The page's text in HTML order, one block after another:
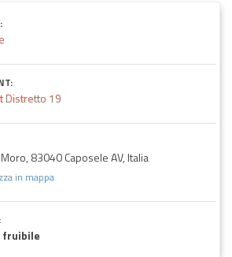
Distretto 19
83040 Caposele AV, Italia
in mappa
fruibile